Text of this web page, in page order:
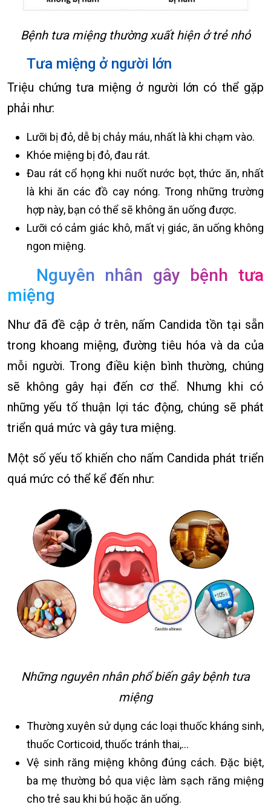
Bệnh tưa miệng thường xuất hiện ở trẻ nhỏ
Tưa miệng ở người lớn
Triệu chứng tưa miệng ở người lớn có thể gặp
phải như:
Lưỡi bị đỏ, dễ bị chảy máu, nhất là khi chạm vào.
Khóe miệng bị đỏ, đau rát.
Đau rát cổ họng khi nuốt nước bọt, thức ăn, nhất
là khi ăn các đồ cay nóng. Trong những trường
hợp này, bạn có thể sẽ không ăn uống được.
Lưỡi có cảm giác khô, mất vị giác, ăn uống không
ngon miệng.
Nguyên nhân gây bệnh tưa
miệng
Như đã đề cập ở trên, nấm Candida tồn tại sẵn
trong khoang miệng, đường tiêu hóa và da của
mỗi người. Trong điều kiện bình thường, chúng
sẽ không gây hại đến cơ thể. Nhưng khi có
những yếu tố thuận lợi tác động, chúng sẽ phát
triển quá mức và gây tưa miệng.
Một số yếu tố khiến cho nấm Candida phát triển
quá mức có thể kể đến như:
Những nguyên nhân phổ biến gây bệnh tưa
miệng
Thường xuyên sử dụng các loại thuốc kháng sinh,
thuốc Corticoid, thuốc tránh thai,...
Vệ sinh răng miệng không đúng cách. Đặc biệt,
ba mẹ thường bỏ qua việc làm sạch răng miệng
cho trẻ sau khi bú hoặc ăn uống.